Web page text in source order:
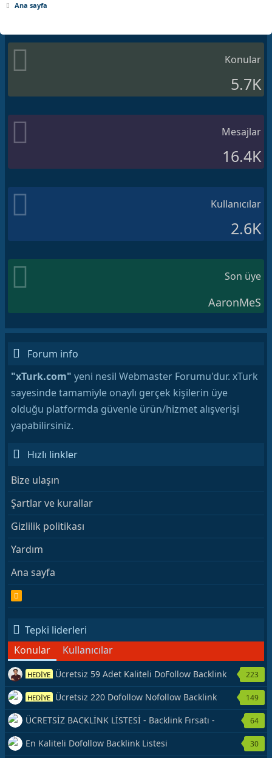
Ana sayfa
Konular
5.7K
Mesajlar
16.4K
Kullanıcılar
2.6K
Son üye
AaronMeS
Forum info
"xTurk.com" yeni nesil Webmaster Forumu'dur. xTurk
sayesinde tamamiyle onaylı gerçek kişilerin üye
olduğu platformda güvenle ürün/hizmet alışverişi
yapabilirsiniz.
Hızlı linkler
Bize ulaşın
Şartlar ve kurallar
Gizlilik politikası
Yardım
Ana sayfa
S
Tepki liderleri
Konular
Kullanıcılar
HEDİYE Ücretsiz 59 Adet Kaliteli DoFollow Backlink
Kaynağı Veriyorum.
223
HEDİYE Ücretsiz 220 Dofollow Nofollow Backlink
Veriyorum
149
ÜCRETSİZ BACKLİNK LİSTESİ - Backlink Fırsatı -
Hemen Yetiş!
64
En Kaliteli Dofollow Backlink Listesi 30